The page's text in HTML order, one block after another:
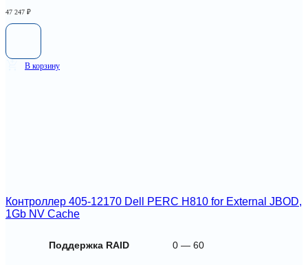
47 247 ₽
В корзину
Контроллер 405-12170 Dell PERC H810 for External JBOD,
1Gb NV Cache
Поддержка RAID 0 — 60